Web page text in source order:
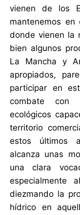
vienen de los
mantenemos
donde vienen la
bien algunos
La Mancha y
apropiados,
participar en
combate con
ecológicos
territorio
estos últimos
alcanza unas
una clara
especialmente
diezmando la
hídrico en